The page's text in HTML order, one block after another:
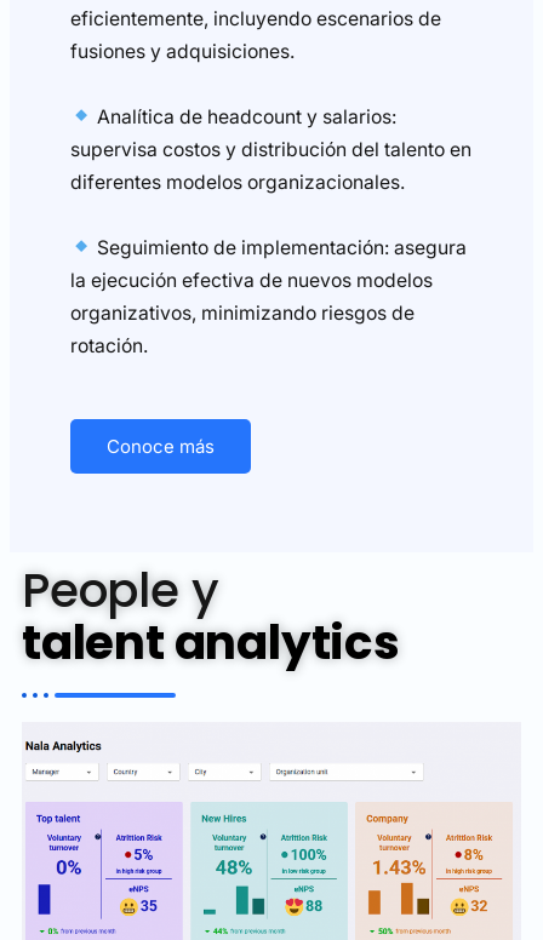
eficientemente, incluyendo escenarios de
fusiones y adquisiciones.
Analítica de headcount y salarios:
supervisa costos y distribución del talento en
diferentes modelos organizacionales.
Seguimiento de implementación: asegura
la ejecución efectiva de nuevos modelos
organizativos, minimizando riesgos de
rotación.
Conoce más
People y
talent analytics